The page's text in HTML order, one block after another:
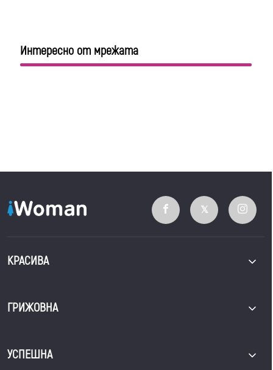
Интересно от мрежата
КРАСИВА
ГРИЖОВНА
УСПЕШНА